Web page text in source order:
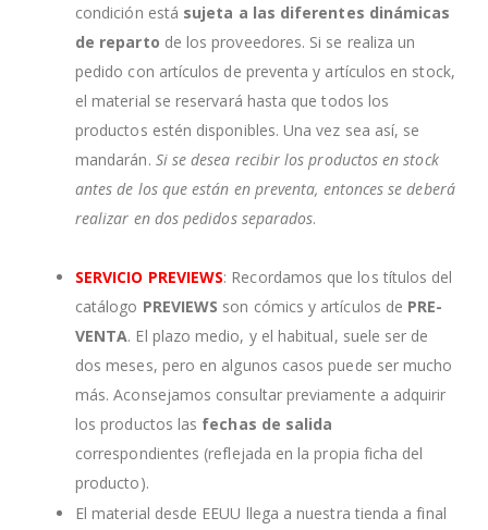
condición está sujeta a las diferentes dinámicas
de reparto de los proveedores. Si se realiza un
pedido con artículos de preventa y artículos en stock,
el material se reservará hasta que todos los
productos estén disponibles. Una vez sea así, se
mandarán. Si se desea recibir los productos en stock
antes de los que están en preventa, entonces se deberá
realizar en dos pedidos separados.
SERVICIO PREVIEWS: Recordamos que los títulos del
catálogo PREVIEWS son cómics y artículos de PRE-
VENTA. El plazo medio, y el habitual, suele ser de
dos meses, pero en algunos casos puede ser mucho
más. Aconsejamos consultar previamente a adquirir
los productos las fechas de salida
correspondientes (reflejada en la propia ficha del
producto).
El material desde EEUU llega a nuestra tienda a final